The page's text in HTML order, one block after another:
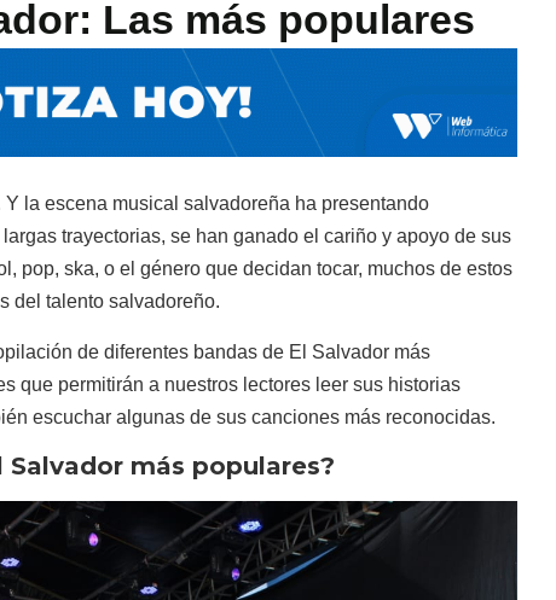
Las más populares
la escena musical salvadoreña ha presentando
trayectorias, se han ganado el cariño y apoyo de sus
pop, ska, o el género que decidan tocar, muchos de estos
del talento salvadoreño.
de diferentes bandas de El Salvador más
que permitirán a nuestros lectores leer sus historias
escuchar algunas de sus canciones más reconocidas.
Salvador más populares?